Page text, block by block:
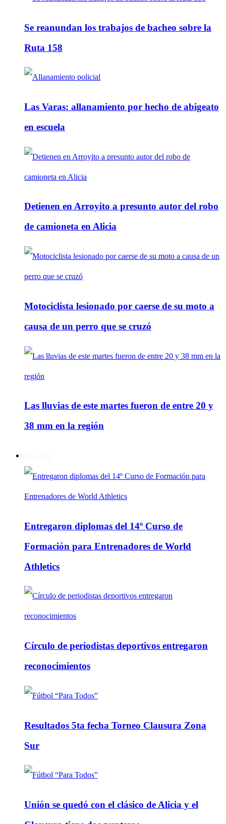
Se reanundan los trabajos de bacheo sobre la
Ruta 158
Las Varas: allanamiento por hecho de abigeato
en escuela
Detienen en Arroyito a presunto autor del robo
de camioneta en Alicia
Motociclista lesionado por caerse de su moto a
causa de un perro que se cruzó
Las lluvias de este martes fueron de entre 20 y
38 mm en la región
Entregaron diplomas del 14º Curso de
Formación para Entrenadores de World
Athletics
Círculo de periodistas deportivos entregaron
reconocimientos
Resultados 5ta fecha Torneo Clausura Zona
Sur
Unión se quedó con el clásico de Alicia y el